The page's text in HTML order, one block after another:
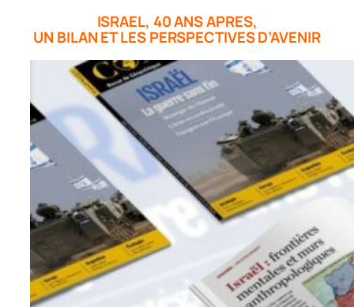
ISRAEL, 40 ANS APRES,
UN BILAN ET LES PERSPECTIVES D’AVENIR